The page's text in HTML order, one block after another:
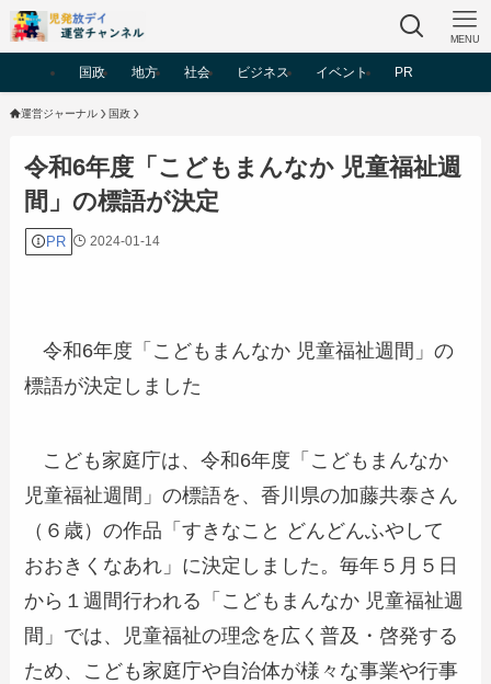
MENU
国政 地方 社会 ビジネス イベント PR
運営ジャーナル 国政
令和6年度「こどもまんなか 児童福祉週
間」の標語が決定
PR 2024-01-14
令和6年度「こどもまんなか 児童福祉週間」の
標語が決定しました
こども家庭庁は、令和6年度「こどもまんなか
児童福祉週間」の標語を、香川県の加藤共泰さん
（６歳）の作品「すきなこと どんどんふやして
おおきくなあれ」に決定しました。毎年５月５日
から１週間行われる「こどもまんなか 児童福祉週
間」では、児童福祉の理念を広く普及・啓発する
ため、こども家庭庁や自治体が様々な事業や行事